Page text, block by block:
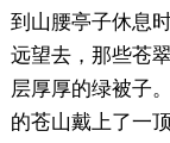
到山腰亭子休息
远望去，那些苍
层厚厚的绿被子
的苍山戴上了一